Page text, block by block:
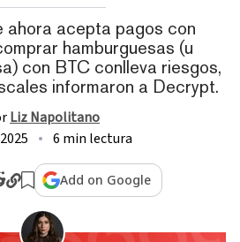
ahora acepta pagos con
hamburguesas (u
con BTC conlleva riesgos,
informaron a Decrypt.
Liz Napolitano
6 min lectura
Add on Google